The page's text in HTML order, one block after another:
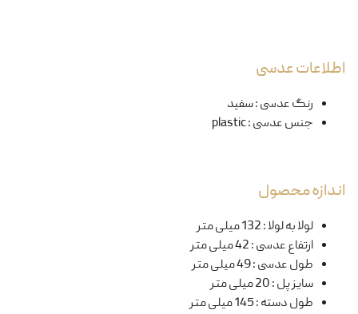
اطلاعات عدسی
رنگ عدسی:سفید
جنس عدسی:
plastic
اندازه محصول
لولا به لولا:132 میلی متر
ارتفاع عدسی:42 میلی متر
طول عدسی:49 میلی متر
سایز پل:20 میلی متر
طول دسته:145 میلی متر